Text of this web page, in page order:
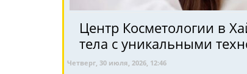
Центр Косметологии в
тела с уникальными
Четверг, 30 июля, 2026, 12:46